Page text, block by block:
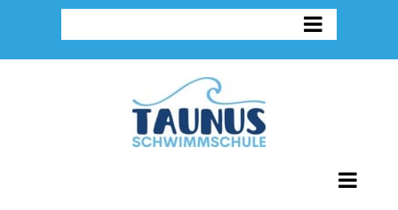
springen